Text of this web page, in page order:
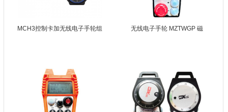
MCH3控制卡加无线电子手轮组 无线电子手轮 MZTWGP 磁